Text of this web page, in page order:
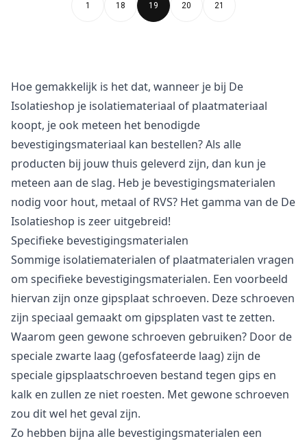
1 18 19 20 21
Hoe gemakkelijk is het dat, wanneer je bij De
Isolatieshop je isolatiemateriaal of plaatmateriaal
koopt, je ook meteen het benodigde
bevestigingsmateriaal kan bestellen? Als alle
producten bij jouw thuis geleverd zijn, dan kun je
meteen aan de slag. Heb je bevestigingsmaterialen
nodig voor hout, metaal of RVS? Het gamma van de De
Isolatieshop is zeer uitgebreid!
Specifieke bevestigingsmaterialen
Sommige isolatiematerialen of plaatmaterialen vragen
om specifieke bevestigingsmaterialen. Een voorbeeld
hiervan zijn onze gipsplaat schroeven. Deze schroeven
zijn speciaal gemaakt om gipsplaten vast te zetten.
Waarom geen gewone schroeven gebruiken? Door de
speciale zwarte laag (gefosfateerde laag) zijn de
speciale gipsplaatschroeven bestand tegen gips en
kalk en zullen ze niet roesten. Met gewone schroeven
zou dit wel het geval zijn.
Zo hebben bijna alle bevestigingsmaterialen een